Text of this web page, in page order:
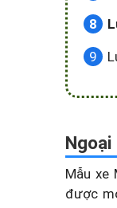
Mẫu xe
được